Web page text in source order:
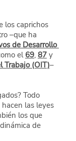
los caprichos
–que ha
de Desarrollo
el 69, 87 y
Trabajo (OIT)–
Todo
las leyes
los que
de